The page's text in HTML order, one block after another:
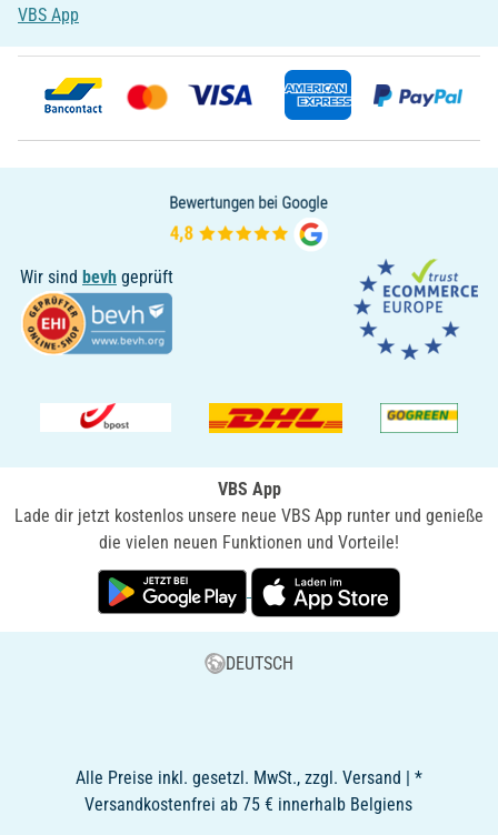
VBS App
Wir sind bevh geprüft
VBS App
Lade dir jetzt kostenlos unsere neue VBS App runter und genieße
die vielen neuen Funktionen und Vorteile!
DEUTSCH
Alle Preise inkl. gesetzl. MwSt., zzgl. Versand | *
Versandkostenfrei ab 75 € innerhalb Belgiens